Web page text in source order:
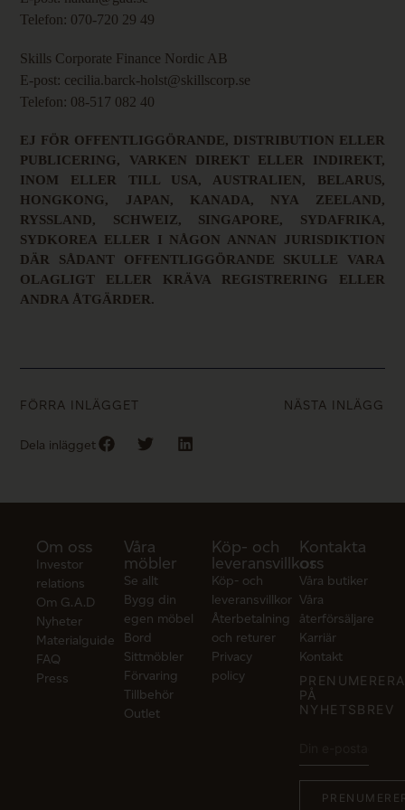
Telefon: 070-720 29 49
Skills Corporate Finance Nordic AB
E-post: cecilia.barck-holst@skillscorp.se
Telefon: 08-517 082 40
EJ FÖR OFFENTLIGGÖRANDE, DISTRIBUTION ELLER
PUBLICERING, VARKEN DIREKT ELLER INDIREKT,
INOM ELLER TILL USA, AUSTRALIEN, BELARUS,
HONGKONG, JAPAN, KANADA, NYA ZEELAND,
RYSSLAND, SCHWEIZ, SINGAPORE, SYDAFRIKA,
SYDKOREA ELLER I NÅGON ANNAN JURISDIKTION
DÄR SÅDANT OFFENTLIGGÖRANDE SKULLE VARA
OLAGLIGT ELLER KRÄVA REGISTRERING ELLER
ANDRA ÅTGÄRDER.
FÖRRA INLÄGGET NÄSTA INLÄGG
Dela inlägget
Om oss
Investor
relations
Om G.A.D
Nyheter
Materialguide
FAQ
Press
Våra
möbler
Se allt
Bygg din
egen möbel
Bord
Sittmöbler
Förvaring
Tillbehör
Outlet
Köp- och
leveransvillkor
Köp- och
leveransvillkor
Återbetalning
och returer
Privacy
policy
Kontakta
oss
Våra butiker
Våra
återförsäljare
Karriär
Kontakt
PRENUMERERA
PÅ
NYHETSBREV